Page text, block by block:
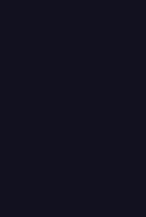
y por qué su salario
alma de cualquier aplicación web
final, pero absolutamente